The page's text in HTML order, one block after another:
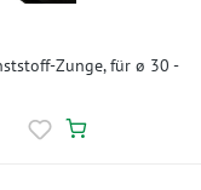
Zunge, für ø 30 -